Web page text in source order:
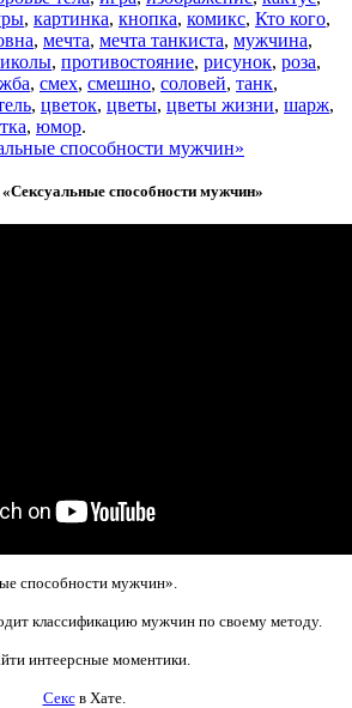
, картинка, кнопка, комикс, Кто кого,
, мечта, мечта танкиста, мужчина,
, противостояние, рисунок, роза,
, смех, смешно, соловей, танк,
, цветок, цветы, цветы жизни, шарж,
, юмор.
способности мужчин»
способности мужчин»
способности мужчин».
классификацию мужчин по своему методу.
интеерсные моментики.
Сексв Хате.